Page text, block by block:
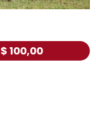
100,00